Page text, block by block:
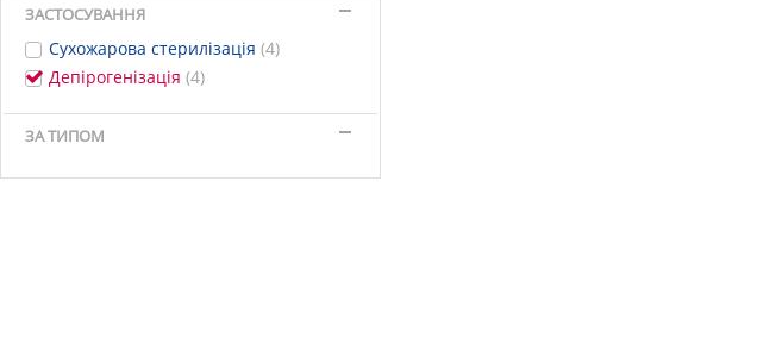
ЗАСТОСУВАННЯ
Сухожарова стерилізація (4)
Депірогенізація (4)
ЗА ТИПОМ